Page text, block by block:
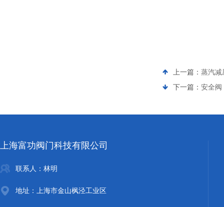
上一篇： 蒸汽减
下一篇： 安全阀
上海富功阀门科技有限公司
联系人：林明
地址：上海市金山枫泾工业区